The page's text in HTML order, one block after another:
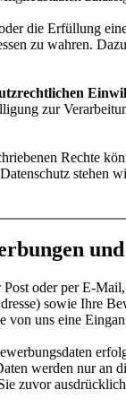
die Erfüllung
zu wahren.
zur
Rechte
stehen
oder per E-
sowie Ihre
uns eine
werden nur an
zuvor